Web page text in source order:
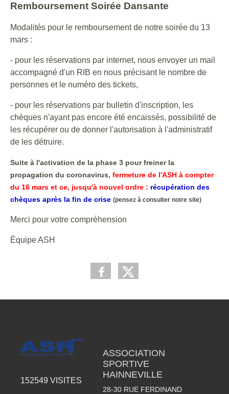
Remboursement Soirée Dansante
Modalités pour le remboursement de notre soirée du 13
mars :
- pour les réservations par internet, nous envoyer un mail
accompagné d'un RIB en nous précisant le nombre de
personnes et le numéro des tickets,
- pour les réservations par bulletin d'inscription, les
chèques n'ayant pas encore été encaissés, possibilité de
les récupérer ou de donner l'autorisation à l'administratif
de les détruire.
Suite à l'activation de la phase 3 pour freiner la
propagation du coronavirus, fermeture de l'ASH à compter
du 16 mars et ce, jusqu'à nouvel ordre : récupération des
chèques après la fin de crise (pensez à consulter notre site)
Merci pour votre compréhension
Équipe ASH
152549 VISITES
ASSOCIATION
SPORTIVE
HAINNEVILLE
28-30 RUE FERDINAND